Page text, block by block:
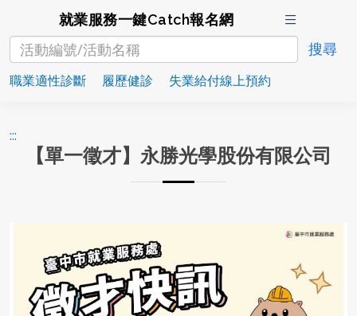
就業服務一鍵Catch報名網
職業適性診斷 履歷健診 失業給付線上預約
:::
【單一徵才】永勝光學股份有限公司